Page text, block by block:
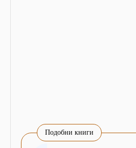
Подобни книги